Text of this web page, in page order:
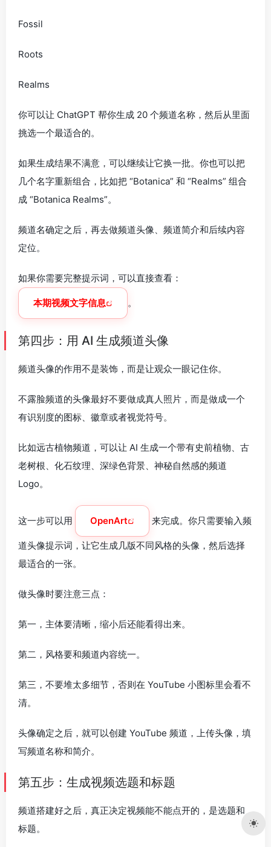
Fossil
Roots
Realms
你可以让 ChatGPT 帮你生成 20 个频道名称，然后从里面
挑选一个最适合的。
如果生成结果不满意，可以继续让它换一批。你也可以把
几个名字重新组合，比如把 “Botanica” 和 “Realms” 组合
成 “Botanica Realms”。
频道名确定之后，再去做频道头像、频道简介和后续内容
定位。
如果你需要完整提示词，可以直接查看：
本期视频文字信息 。
第四步：用 AI 生成频道头像
频道头像的作用不是装饰，而是让观众一眼记住你。
不露脸频道的头像最好不要做成真人照片，而是做成一个
有识别度的图标、徽章或者视觉符号。
比如远古植物频道，可以让 AI 生成一个带有史前植物、古
老树根、化石纹理、深绿色背景、神秘自然感的频道
Logo。
这一步可以用 OpenArt 来完成。你只需要输入频
道头像提示词，让它生成几版不同风格的头像，然后选择
最适合的一张。
做头像时要注意三点：
第一，主体要清晰，缩小后还能看得出来。
第二，风格要和频道内容统一。
第三，不要堆太多细节，否则在 YouTube 小图标里会看不
清。
头像确定之后，就可以创建 YouTube 频道，上传头像，填
写频道名称和简介。
第五步：生成视频选题和标题
频道搭建好之后，真正决定视频能不能点开的，是选题和
标题。